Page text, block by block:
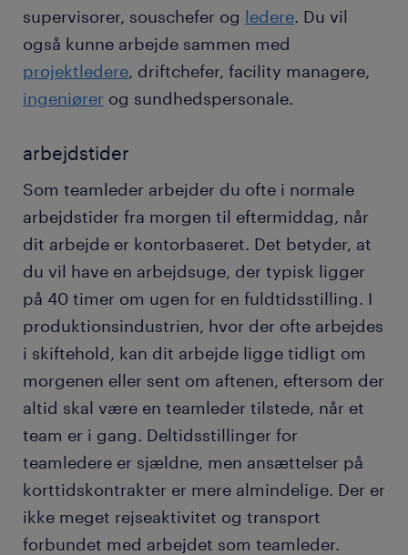
supervisorer, souschefer og ledere. Du vil
også kunne arbejde sammen med
projektledere, driftchefer, facility managere,
ingeniører og sundhedspersonale.
arbejdstider
Som teamleder arbejder du ofte i normale
arbejdstider fra morgen til eftermiddag, når
dit arbejde er kontorbaseret. Det betyder, at
du vil have en arbejdsuge, der typisk ligger
på 40 timer om ugen for en fuldtidsstilling. I
produktionsindustrien, hvor der ofte arbejdes
i skiftehold, kan dit arbejde ligge tidligt om
morgenen eller sent om aftenen, eftersom der
altid skal være en teamleder tilstede, når et
team er i gang. Deltidsstillinger for
teamledere er sjældne, men ansættelser på
korttidskontrakter er mere almindelige. Der er
ikke meget rejseaktivitet og transport
forbundet med arbejdet som teamleder.